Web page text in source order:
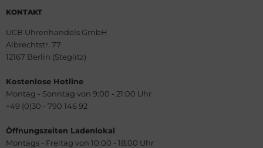
KONTAKT
UCB Uhrenhandels GmbH
Albrechtstr. 77
12167 Berlin (Steglitz)
Kostenlose Hotline
Montag - Sonntag von 9:00 - 21:00 Uhr
+49 (0)30 - 790 146 92
Öffnungszeiten Ladenlokal
Montags - Freitag von 10:00 - 18:00 Uhr